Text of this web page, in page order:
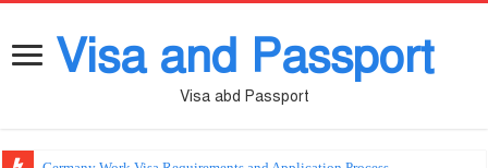
Visa and Passport
Visa abd Passport